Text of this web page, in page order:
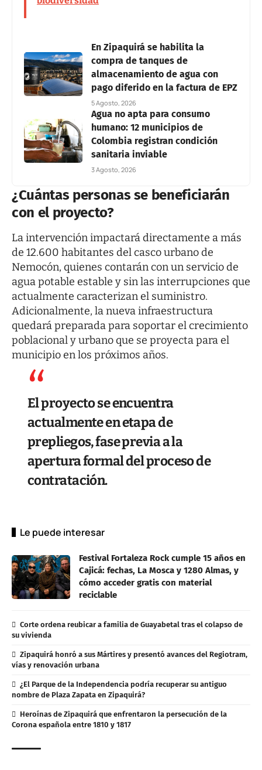
En Zipaquirá se habilita la
compra de tanques de
almacenamiento de agua con
pago diferido en la factura de EPZ
5 Agosto, 2026
Agua no apta para consumo
humano: 12 municipios de
Colombia registran condición
sanitaria inviable
3 Agosto, 2026
¿Cuántas personas se beneficiarán
con el proyecto?
La intervención impactará directamente a más
de 12.600 habitantes del casco urbano de
Nemocón, quienes contarán con un servicio de
agua potable estable y sin las interrupciones que
actualmente caracterizan el suministro.
Adicionalmente, la nueva infraestructura
quedará preparada para soportar el crecimiento
poblacional y urbano que se proyecta para el
municipio en los próximos años.
El proyecto se encuentra
actualmente en etapa de
prepliegos, fase previa a la
apertura formal del proceso de
contratación.
Le puede interesar
Festival Fortaleza Rock cumple 15 años en
Cajicá: fechas, La Mosca y 1280 Almas, y
cómo acceder gratis con material
reciclable
Corte ordena reubicar a familia de Guayabetal tras el colapso de
su vivienda
Zipaquirá honró a sus Mártires y presentó avances del Regiotram,
vías y renovación urbana
¿El Parque de la Independencia podría recuperar su antiguo
nombre de Plaza Zapata en Zipaquirá?
Heroínas de Zipaquirá que enfrentaron la persecución de la
Corona española entre 1810 y 1817